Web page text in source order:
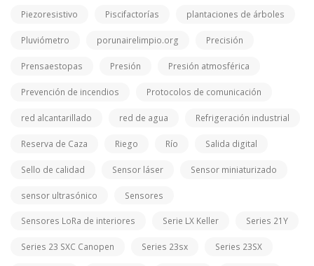
Piezoresistivo Piscifactorías plantaciones de árboles
Pluviómetro porunairelimpio.org Precisión
Prensaestopas Presión Presión atmosférica
Prevención de incendios Protocolos de comunicación
red alcantarillado red de agua Refrigeración industrial
Reserva de Caza Riego Río Salida digital
Sello de calidad Sensor láser Sensor miniaturizado
sensor ultrasónico Sensores
Sensores LoRa de interiores Serie LX Keller Series 21Y
Series 23 SXC Canopen Series 23sx Series 23SX